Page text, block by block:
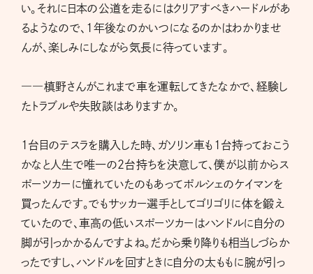
い。それに日本の公道を走るにはクリアすべきハードルがあ
るようなので、1年後なのかいつになるのかはわかりませ
んが、楽しみにしながら気長に待っています。
――槙野さんがこれまで車を運転してきたなかで、経験し
たトラブルや失敗談はありますか。
1台目のテスラを購入した時、ガソリン車も1台持っておこう
かなと人生で唯一の2台持ちを決意して、僕が以前からス
ポーツカーに憧れていたのもあってポルシェのケイマンを
買ったんです。でもサッカー選手としてゴリゴリに体を鍛え
ていたので、車高の低いスポーツカーはハンドルに自分の
脚が引っかかるんですよね。だから乗り降りも相当しづらか
ったですし、ハンドルを回すときに自分の太ももに腕が引っ